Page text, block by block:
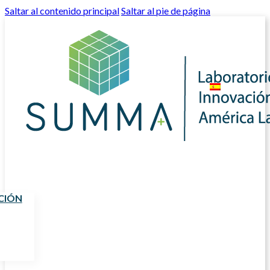
Saltar al contenido principalSaltar al pie de página